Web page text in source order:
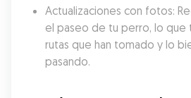
Actualizaciones con fotos:
el paseo de tu perro, lo que
rutas que han tomado y lo
pasando.